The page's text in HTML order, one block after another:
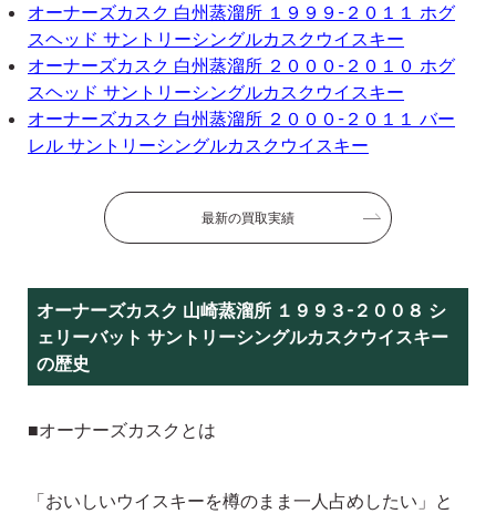
オーナーズカスク 白州蒸溜所 １９９９-２０１１ ホグ
スヘッド サントリーシングルカスクウイスキー
オーナーズカスク 白州蒸溜所 ２０００-２０１０ ホグ
スヘッド サントリーシングルカスクウイスキー
オーナーズカスク 白州蒸溜所 ２０００-２０１１ バー
レル サントリーシングルカスクウイスキー
最新の買取実績
オーナーズカスク 山崎蒸溜所 １９９３-２００８ シ
ェリーバット サントリーシングルカスクウイスキー
の歴史
■オーナーズカスクとは
「おいしいウイスキーを樽のまま一人占めしたい」と